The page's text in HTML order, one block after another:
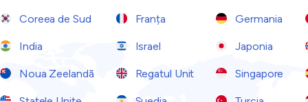
Coreea de Sud Franța Germania
India Israel Japonia
Noua Zeelandă Regatul Unit Singapore